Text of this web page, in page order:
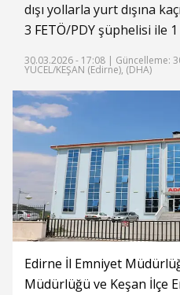
dışı yollarla yurt dışına
3 FETÖ/PDY şüphelisi ile
30.03.2026 - 17:08 | Güncelleme:
YÜCEL/KEŞAN (Edirne), (DHA)
Edirne İl Emniyet
Müdürlüğü ve Keşan İlçe